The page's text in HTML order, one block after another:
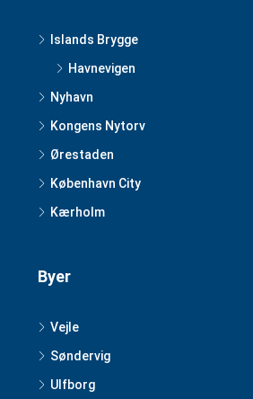
Islands Brygge
Havnevigen
Nyhavn
Kongens Nytorv
Ørestaden
København City
Kærholm
Byer
Vejle
Søndervig
Ulfborg